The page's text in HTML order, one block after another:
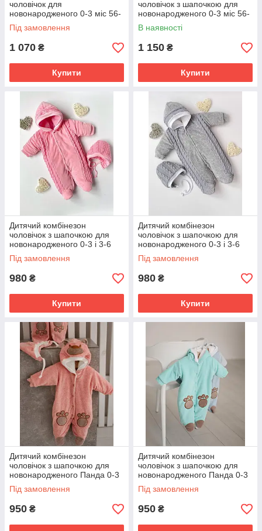
чоловічок для
новонародженого 0-3 міс 56-
62 см Зима Весна Осінь
Під замовлення
1 070 ₴
Купити
чоловічок з шапочкою для
новонародженого 0-3 міс 56-
62 см Зима Весна Осінь
В наявності
1 150 ₴
Купити
Дитячий комбінезон
чоловічок з шапочкою для
новонародженого 0-3 і 3-6
міс 56 і 62 см Зима Весна
Осінь
Під замовлення
980 ₴
Купити
Дитячий комбінезон
чоловічок з шапочкою для
новонародженого 0-3 і 3-6
міс 56 і 62 см Зима Весна
Осінь
Під замовлення
980 ₴
Купити
Дитячий комбінезон
чоловічок з шапочкою для
новонародженого Панда 0-3
міс 56 см Зима Весна Осінь
Під замовлення
950 ₴
Дитячий комбінезон
чоловічок з шапочкою для
новонародженого Панда 0-3
міс 56 см Зима Весна Осінь
Під замовлення
950 ₴